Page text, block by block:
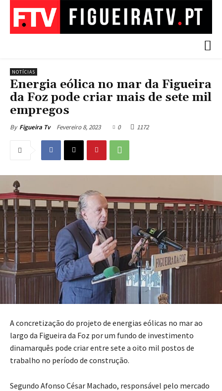
NOTÍCIAS
Energia eólica no mar da Figueira
da Foz pode criar mais de sete mil
empregos
By Figueira Tv Fevereiro 8, 2023 0 1172
A concretização do projeto de energias eólicas no mar ao
largo da Figueira da Foz por um fundo de investimento
dinamarquês pode criar entre sete a oito mil postos de
trabalho no período de construção.
Segundo Afonso César Machado, responsável pelo mercado